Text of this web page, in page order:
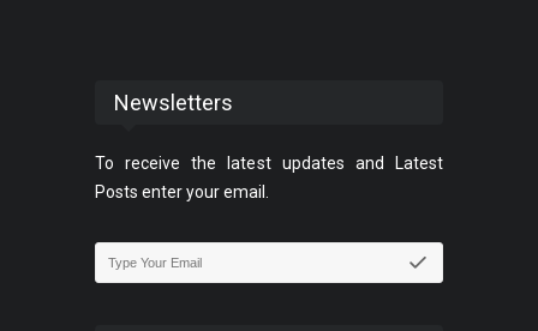
Newsletters
To receive the latest updates and Latest
Posts enter your email.